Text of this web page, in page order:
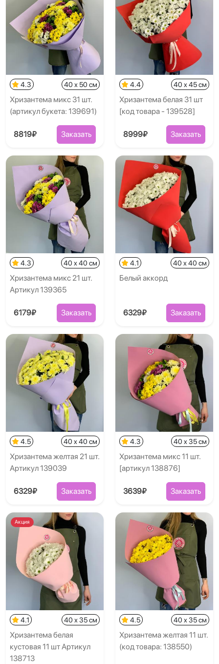
4.3 40 x 50 см
Хризантема микс 31 шт.
(артикул букета: 139691)
8819₽ Заказать
4.4 40 x 45 см
Хризантема белая 31 шт
[код товара - 139528]
8999₽ Заказать
4.3 40 x 40 см
Хризантема микс 21 шт.
Артикул 139365
6179₽ Заказать
4.1 40 x 40 см
Белый аккорд
6329₽ Заказать
4.5 40 x 40 см
Хризантема желтая 21 шт.
Артикул 139039
6329₽ Заказать
4.3 40 x 35 см
Хризантема микс 11 шт.
[артикул 138876]
3639₽ Заказать
Акция
4.1 40 x 35 см
Хризантема белая
кустовая 11 шт Артикул
138713
4.5 40 x 35 см
Хризантема желтая 11 шт.
(код товара: 138550)